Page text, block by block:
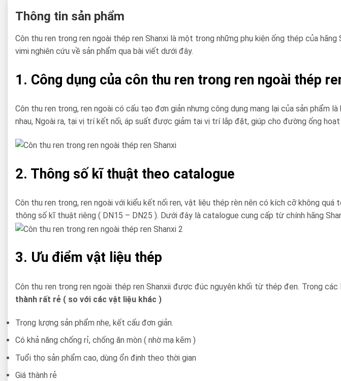
Thông tin sản phẩm
Côn thu ren trong ren ngoài thép ren Shanxi là một trong những phụ kiện ống thép của
vimi nghiên cứu về sản phẩm qua bài viết dưới đây.
1. Công dụng của côn thu ren trong ren ngoài thép
Côn thu ren trong, ren ngoài có cấu tạo đơn giản nhưng công dụng mang lại của sản phẩm
nhau, Ngoài ra, tại vị trí kết nối, áp suất được giảm tại vị trí lắp đặt, giúp cho đường ống
2. Thông số kĩ thuật theo catalogue
Côn thu ren trong, ren ngoài với kiểu kết nối ren, vật liệu thép rèn nên có kích cỡ không
thông số kĩ thuật riêng ( DN15 – DN25 ). Dưới đây là catalogue cung cấp từ chính hãng
3. Ưu điểm vật liệu thép
Côn thu ren trong ren ngoài thép ren Shanxii được đúc nguyên khối từ thép đen. Trong
thành rất rẻ ( so với các vật liệu khác )
Trọng lượng sản phẩm nhẹ, kết cấu đơn giản.
Có khả năng chống rỉ, chống ăn mòn ( nhờ mạ kẽm )
Tuổi thọ sản phẩm cao, dùng ổn định theo thời gian
Giá thành rẻ